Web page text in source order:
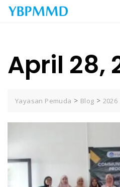
Skip
April 28,
Yayasan Pemuda > Blog > 2026